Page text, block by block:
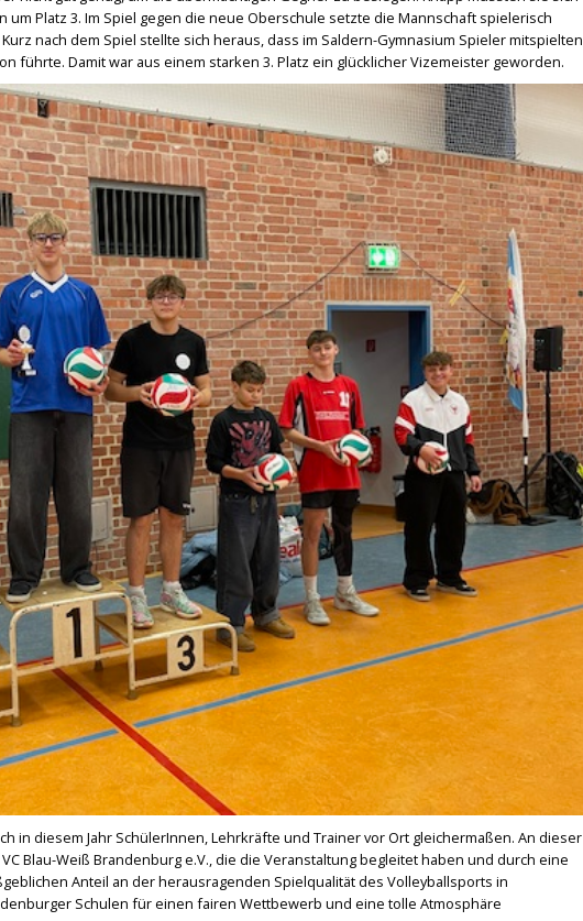
Platz 3. Im Spiel gegen die neue Oberschule setzte die Mannschaft spielerisch
nach dem Spiel stellte sich heraus, dass im Saldern-Gymnasium Spieler mitspielten,
führte. Damit war aus einem starken 3. Platz ein glücklicher Vizemeister geworden.
in diesem Jahr SchülerInnen, Lehrkräfte und Trainer vor Ort gleichermaßen. An dieser
Blau-Weiß Brandenburg e.V., die die Veranstaltung begleitet haben und durch eine
Anteil an der herausragenden Spielqualität des Volleyballsports in
Schulen für einen fairen Wettbewerb und eine tolle Atmosphäre